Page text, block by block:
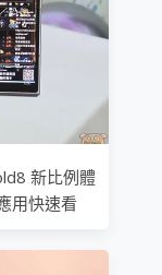
新比例體
用快速看